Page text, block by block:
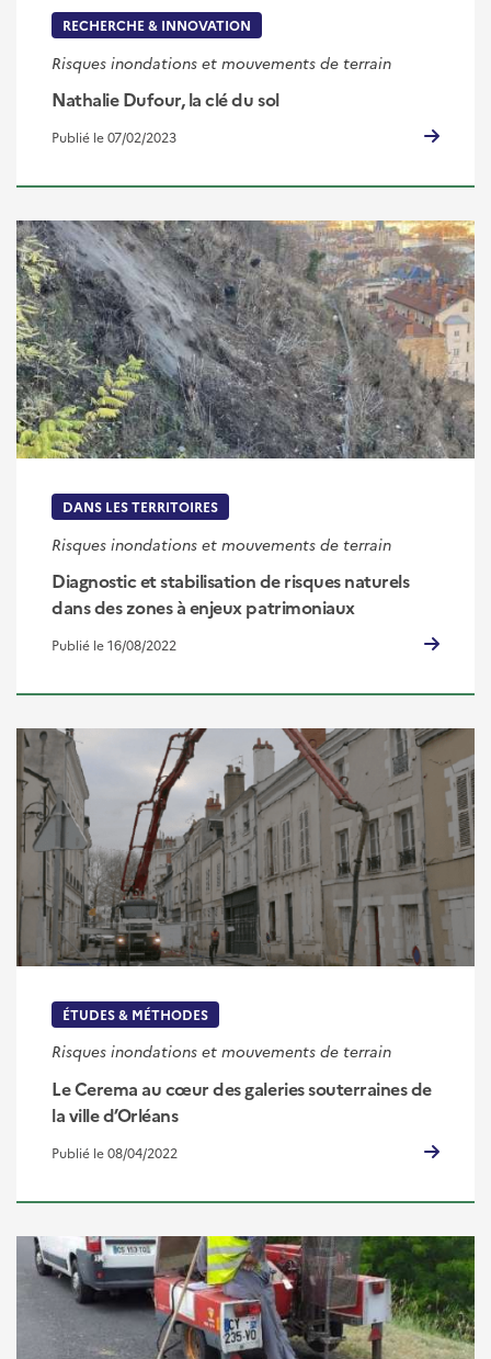
RECHERCHE & INNOVATION
Risques inondations et mouvements de terrain
Nathalie Dufour, la clé du sol
Publié le 07/02/2023
DANS LES TERRITOIRES
Risques inondations et mouvements de terrain
Diagnostic et stabilisation de risques naturels
dans des zones à enjeux patrimoniaux
Publié le 16/08/2022
ÉTUDES & MÉTHODES
Risques inondations et mouvements de terrain
Le Cerema au cœur des galeries souterraines de
la ville d’Orléans
Publié le 08/04/2022